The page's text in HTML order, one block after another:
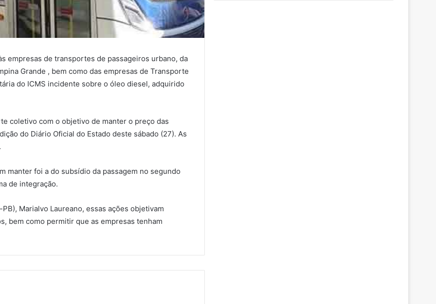
empresas de transportes de passageiros urbano, da
Grande , bem como das empresas de Transporte
do ICMS incidente sobre o óleo diesel, adquirido
coletivo com o objetivo de manter o preço das
do Diário Oficial do Estado deste sábado (27). As
manter foi a do subsídio da passagem no segundo
de integração.
Marialvo Laureano, essas ações objetivam
bem como permitir que as empresas tenham